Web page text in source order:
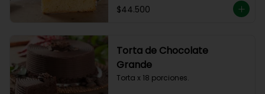
$44.500
Torta de Chocolate
Grande
Torta x 18 porciones.